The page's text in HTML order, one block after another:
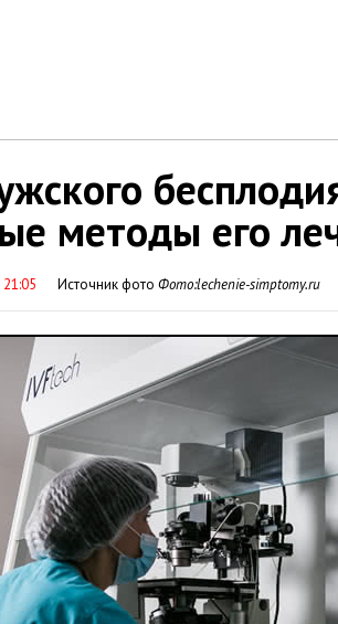
методы его
21:05 Источник фото Фото:lechenie-simptomy.ru